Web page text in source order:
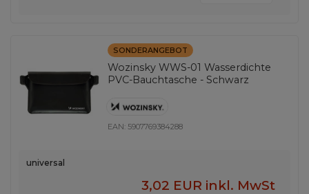
SONDERANGEBOT
Wozinsky WWS-01 Wasserdichte
PVC-Bauchtasche - Schwarz
EAN: 5907769384288
universal
3,02 EUR inkl. MwSt